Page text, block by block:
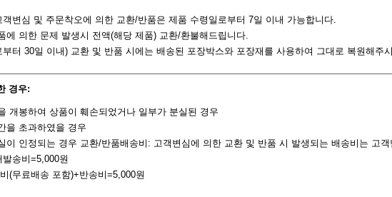
변심 및 주문착오에 의한 교환/반품은 제품 수령일로부터 7일 이내 가능합니다.
에 의한 문제 발생시 전액(해당 제품) 교환/환불해드립니다.
터 30일 이내) 교환 및 반품 시에는 배송된 포장박스와 포장재를 사용하여 그대로 복원해주
경우:
개봉하여 상품이 훼손되었거나 일부가 분실된 경우
을 초과하였을 경우
이 인정되는 경우 교환/반품배송비: 고객변심에 의한 교환 및 반품 시 발생되는 배송비는 고객
송비=5,000원
(무료배송 포함)+반송비=5,000원